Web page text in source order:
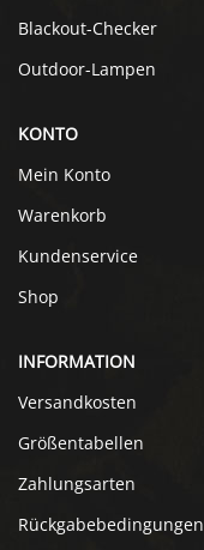
Blackout-Checker
Outdoor-Lampen
KONTO
Mein Konto
Warenkorb
Kundenservice
Shop
INFORMATION
Versandkosten
Größentabellen
Zahlungsarten
Rückgabebedingungen